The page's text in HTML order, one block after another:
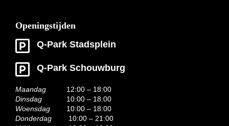
Openingstijden
Q-Park Stadsplein
Q-Park Schouwburg
Maandag
12:00 – 18:00
Dinsdag
10:00 – 18:00
Woensdag
10:00 – 18:00
Donderdag
10:00 – 21:00